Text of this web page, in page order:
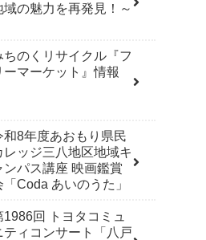
域の魅力を再発見！～
ちのくリサイクル『フ
ーマーケット』情報
和8年度あおもり県民
レッジ三八地区地域キ
ンパス講座 映画鑑賞
「Coda あいのうた」
1986回 トヨタコミュ
ティコンサート「八戸